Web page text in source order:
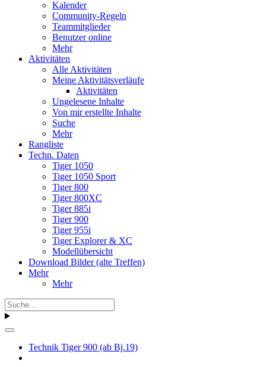
Kalender
Community-Regeln
Teammitglieder
Benutzer online
Mehr
Aktivitäten
Alle Aktivitäten
Meine Aktivitätsverläufe
Aktivitäten
Ungelesene Inhalte
Von mir erstellte Inhalte
Suche
Mehr
Rangliste
Techn. Daten
Tiger 1050
Tiger 1050 Sport
Tiger 800
Tiger 800XC
Tiger 885i
Tiger 900
Tiger 955i
Tiger Explorer & XC
Modellübersicht
Download Bilder (alte Treffen)
Mehr
Mehr
Technik Tiger 900 (ab Bj.19)